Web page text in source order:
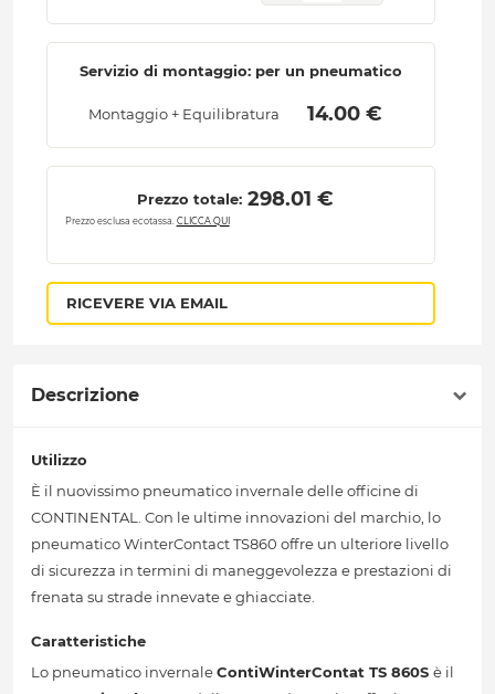
Servizio di montaggio: per un pneumatico
Montaggio + Equilibratura 14.00 €
Prezzo totale: 298.01 €
Prezzo esclusa ecotassa. CLICCA QUI
RICEVERE VIA EMAIL
Descrizione
Utilizzo
È il nuovissimo pneumatico invernale delle officine di
CONTINENTAL. Con le ultime innovazioni del marchio, lo
pneumatico WinterContact TS860 offre un ulteriore livello
di sicurezza in termini di maneggevolezza e prestazioni di
frenata su strade innevate e ghiacciate.
Caratteristiche
Lo pneumatico invernaleContiWinterContat TS 860S è il